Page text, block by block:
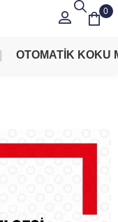
0
OTOMATİK KOKU